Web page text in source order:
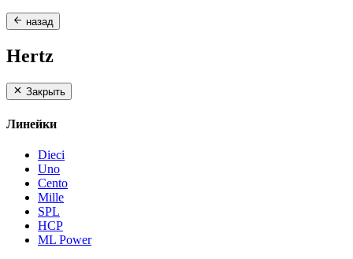
назад
Hertz
Закрыть
Линейки
Dieci
Uno
Cento
Mille
SPL
HCP
ML Power